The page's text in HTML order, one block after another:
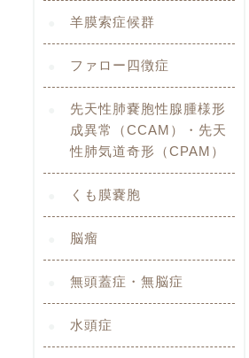
羊膜索症候群
ファロー四徴症
先天性肺嚢胞性腺腫様形
成異常（CCAM）・先天
性肺気道奇形（CPAM）
くも膜嚢胞
脳瘤
無頭蓋症・無脳症
水頭症